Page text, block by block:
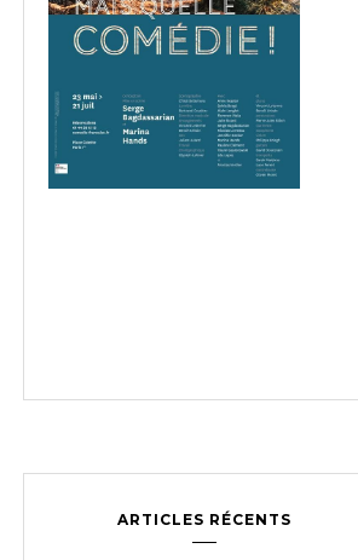
ARTICLES RÉCENTS